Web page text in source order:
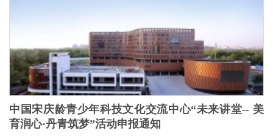
中国宋庆龄青少年科技文化交流中心“未来讲堂-- 美
育润心·丹青筑梦”活动申报通知